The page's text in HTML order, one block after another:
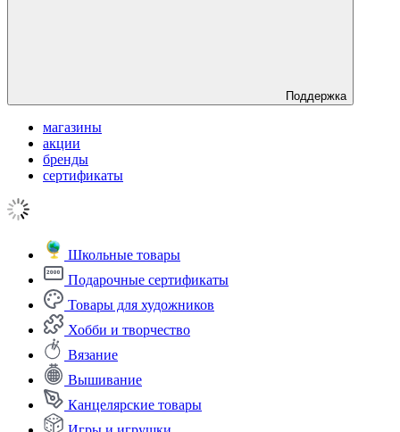
Поддержка
магазины
акции
бренды
сертификаты
Школьные товары
Подарочные сертификаты
Товары для художников
Хобби и творчество
Вязание
Вышивание
Канцелярские товары